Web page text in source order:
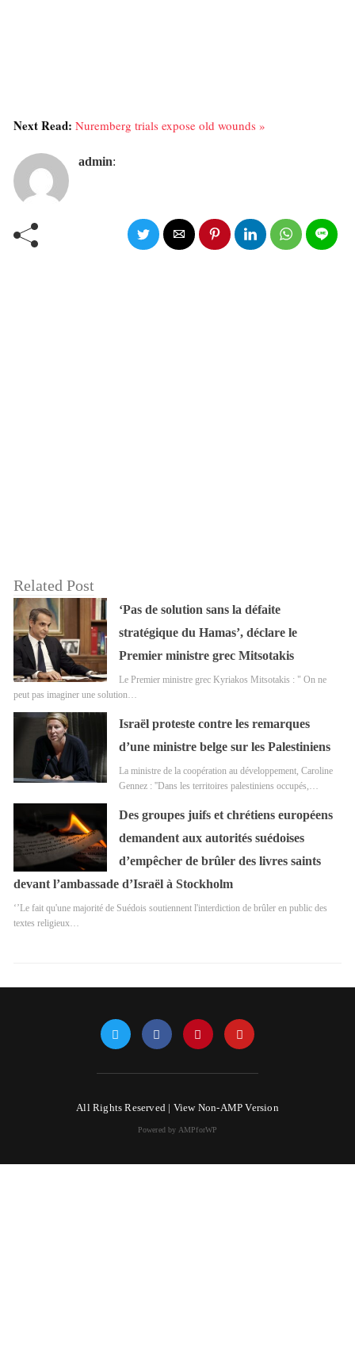
Next Read: Nuremberg trials expose old wounds »
admin:
Related Post
‘Pas de solution sans la défaite
stratégique du Hamas’, déclare le
Premier ministre grec Mitsotakis
Le Premier ministre grec Kyriakos Mitsotakis : " On ne
peut pas imaginer une solution…
Israël proteste contre les remarques
d’une ministre belge sur les Palestiniens
La ministre de la coopération au développement, Caroline
Gennez : ''Dans les territoires palestiniens occupés,…
Des groupes juifs et chrétiens européens
demandent aux autorités suédoises
d’empêcher de brûler des livres saints
devant l’ambassade d’Israël à Stockholm
‘’Le fait qu'une majorité de Suédois soutiennent l'interdiction de brûler en public des
textes religieux…
All Rights Reserved | View Non-AMP Version
Powered by AMPforWP